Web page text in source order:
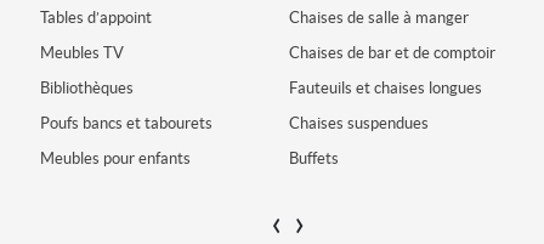
Tables d’appoint
Meubles TV
Bibliothèques
Poufs bancs et tabourets
Meubles pour enfants
Chaises de salle à manger
Chaises de bar et de comptoir
Fauteuils et chaises longues
Chaises suspendues
Buffets
‹ ›